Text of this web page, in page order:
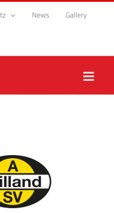
News Gallery